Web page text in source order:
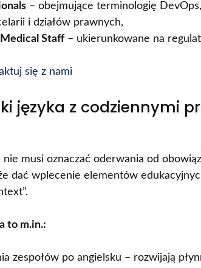
– obejmujące terminologię
i działów prawnych,
Staff– ukierunkowane na
się z nami
języka z codziennymi
nie musi oznaczać oderwania od
dać wplecenie elementów
to m.in.:
zespołów po angielsku – rozwijają